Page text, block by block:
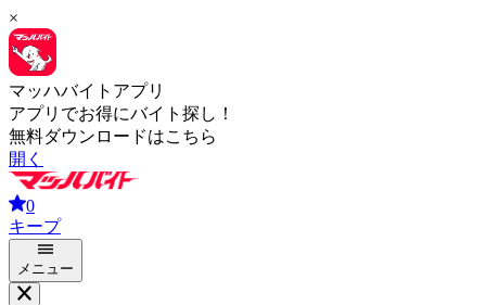
×
マッハバイトアプリ
アプリでお得にバイト探し！
無料ダウンロードはこちら
開く
0
キープ
メニュー